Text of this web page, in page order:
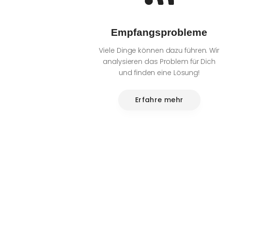
Empfangsprobleme
Viele Dinge können dazu führen. Wir
analysieren das Problem für Dich
und finden eine Lösung!
Erfahre mehr